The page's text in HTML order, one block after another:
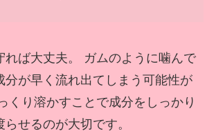
れば大丈夫。 ガムのように噛んで
分が早く流れ出てしまう可能性が
くり溶かすことで成分をしっかり
せるのが大切です。